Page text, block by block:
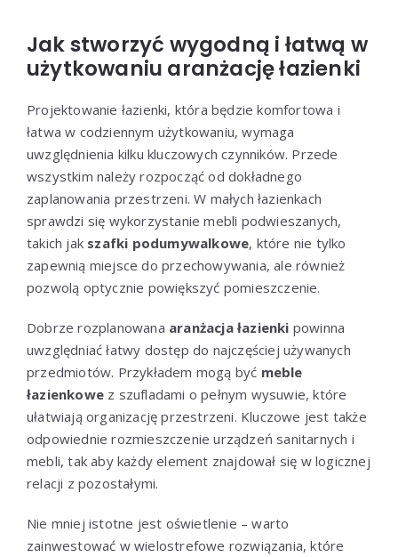
Jak stworzyć wygodną i łatwą w
użytkowaniu aranżację łazienki
Projektowanie łazienki, która będzie komfortowa i
łatwa w codziennym użytkowaniu, wymaga
uwzględnienia kilku kluczowych czynników. Przede
wszystkim należy rozpocząć od dokładnego
zaplanowania przestrzeni. W małych łazienkach
sprawdzi się wykorzystanie mebli podwieszanych,
takich jak szafki podumywalkowe, które nie tylko
zapewnią miejsce do przechowywania, ale również
pozwolą optycznie powiększyć pomieszczenie.
Dobrze rozplanowana aranżacja łazienki powinna
uwzględniać łatwy dostęp do najczęściej używanych
przedmiotów. Przykładem mogą być meble
łazienkowe z szufladami o pełnym wysuwie, które
ułatwiają organizację przestrzeni. Kluczowe jest także
odpowiednie rozmieszczenie urządzeń sanitarnych i
mebli, tak aby każdy element znajdował się w logicznej
relacji z pozostałymi.
Nie mniej istotne jest oświetlenie – warto
zainwestować w wielostrefowe rozwiązania, które